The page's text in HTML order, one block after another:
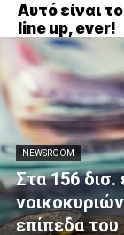
Αυτό είναι
line up, ever!
NEWSROOM
Στα 156
επίπεδα του